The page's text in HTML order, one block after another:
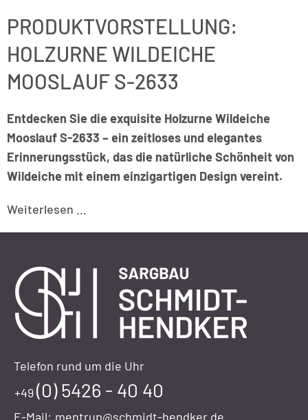
PRODUKTVORSTELLUNG:
HOLZURNE WILDEICHE
MOOSLAUF S-2633
Entdecken Sie die exquisite Holzurne Wildeiche
Mooslauf S-2633 – ein zeitloses und elegantes
Erinnerungsstück, das die natürliche Schönheit von
Wildeiche mit einem einzigartigen Design vereint.
Weiterlesen …
Mooslauf
Telefon rund um die Uhr
+49(0) 5426 - 40 40
E-Mail: mentrup@schmidt-hendker.de